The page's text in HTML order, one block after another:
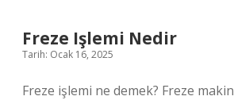
Freze Işlemi Nedir
Tarih: Ocak 16, 2025
Freze işlemi ne demek? Freze